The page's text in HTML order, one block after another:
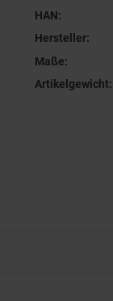
HAN:
Hersteller:
Maße:
Artikelgewicht: